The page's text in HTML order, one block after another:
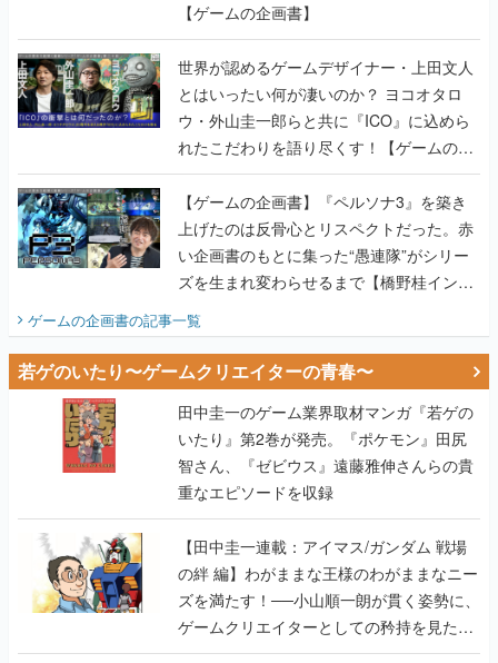
【ゲームの企画書】
世界が認めるゲームデザイナー・上田文人
とはいったい何が凄いのか？ ヨコオタロ
ウ・外山圭一郎らと共に『ICO』に込めら
れたこだわりを語り尽くす！【ゲームの企
画書】
【ゲームの企画書】『ペルソナ3』を築き
上げたのは反骨心とリスペクトだった。赤
い企画書のもとに集った“愚連隊”がシリー
ズを生まれ変わらせるまで【橋野桂インタ
ビュー】
ゲームの企画書の記事一覧
若ゲのいたり〜ゲームクリエイターの青春〜
田中圭一のゲーム業界取材マンガ『若ゲの
いたり』第2巻が発売。『ポケモン』田尻
智さん、『ゼビウス』遠藤雅伸さんらの貴
重なエピソードを収録
【田中圭一連載：アイマス/ガンダム 戦場
の絆 編】わがままな王様のわがままなニー
ズを満たす！──小山順一朗が貫く姿勢に、
ゲームクリエイターとしての矜持を見た
【若ゲのいたり最終回】